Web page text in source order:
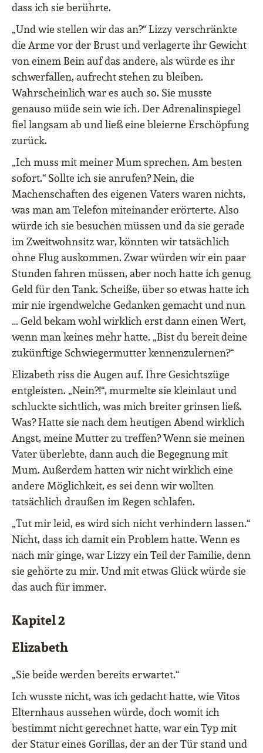
dass ich sie berührte.
„Und wie stellen wir das an?“ Lizzy verschränkte
die Arme vor der Brust und verlagerte ihr Gewicht
von einem Bein auf das andere, als würde es ihr
schwerfallen, aufrecht stehen zu bleiben.
Wahrscheinlich war es auch so. Sie musste
genauso müde sein wie ich. Der Adrenalinspiegel
fiel langsam ab und ließ eine bleierne Erschöpfung
zurück.
„Ich muss mit meiner Mum sprechen. Am besten
sofort.“ Sollte ich sie anrufen? Nein, die
Machenschaften des eigenen Vaters waren nichts,
was man am Telefon miteinander erörterte. Also
würde ich sie besuchen müssen und da sie gerade
im Zweitwohnsitz war, könnten wir tatsächlich
ohne Flug auskommen. Zwar würden wir ein paar
Stunden fahren müssen, aber noch hatte ich genug
Geld für den Tank. Scheiße, über so etwas hatte ich
mir nie irgendwelche Gedanken gemacht und nun
… Geld bekam wohl wirklich erst dann einen Wert,
wenn man keines mehr hatte. „Bist du bereit deine
zukünftige Schwiegermutter kennenzulernen?“
Elizabeth riss die Augen auf. Ihre Gesichtszüge
entgleisten. „Nein?!“, murmelte sie kleinlaut und
schluckte sichtlich, was mich breiter grinsen ließ.
Was? Hatte sie nach dem heutigen Abend wirklich
Angst, meine Mutter zu treffen? Wenn sie meinen
Vater überlebte, dann auch die Begegnung mit
Mum. Außerdem hatten wir nicht wirklich eine
andere Möglichkeit, es sei denn wir wollten
tatsächlich draußen im Regen schlafen.
„Tut mir leid, es wird sich nicht verhindern lassen.“
Nicht, dass ich damit ein Problem hatte. Wenn es
nach mir ginge, war Lizzy ein Teil der Familie, denn
sie gehörte zu mir. Und mit etwas Glück würde sie
das auch für immer.
Kapitel 2
Elizabeth
„Sie beide werden bereits erwartet.“
Ich wusste nicht, was ich gedacht hatte, wie Vitos
Elternhaus aussehen würde, doch womit ich
bestimmt nicht gerechnet hatte, war ein Typ mit
der Statur eines Gorillas, der an der Tür stand und